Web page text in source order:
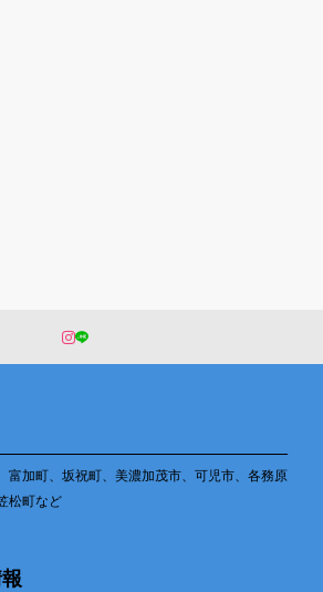
富加町、坂祝町、美濃加茂市、可児市、各務原
松町など